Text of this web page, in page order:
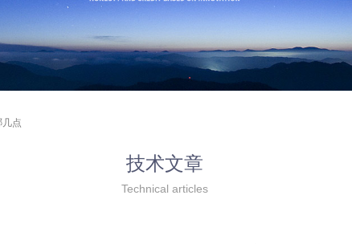
点
技术文章
Technical articles